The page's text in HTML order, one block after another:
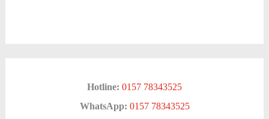
Hotline: 0157 78343525
WhatsApp: 0157 78343525